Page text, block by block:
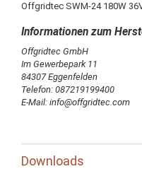
Offgridtec SWM-24 180W
Offgridtec GmbH
Im Gewerbepark 11
84307 Eggenfelden
Telefon: 087219199400
E-Mail: info@offgridtec.com
Downloads